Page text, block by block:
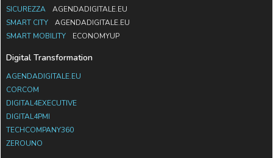
SICUREZZA
AGENDADIGITALE.EU
SMART CITY
AGENDADIGITALE.EU
SMART MOBILITY
ECONOMYUP
Digital Transformation
AGENDADIGITALE.EU
CORCOM
DIGITAL4EXECUTIVE
DIGITAL4PMI
TECHCOMPANY360
ZEROUNO